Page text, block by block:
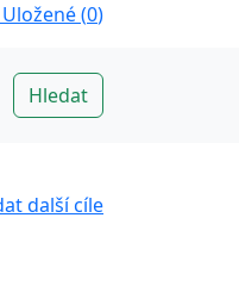
Uložené (0)
další cíle